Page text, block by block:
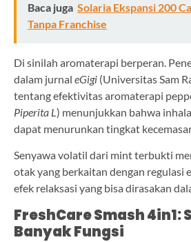
Baca juga Solaria Ekspansi 200
Tanpa Franchise
Di sinilah aromaterapi berperan.
dalam jurnal eGigi (Universitas Sam
tentang efektivitas aromaterapi
Piperita L) menunjukkan bahwa
dapat menurunkan tingkat
Senyawa volatil dari mint terbukti
otak yang berkaitan dengan regulasi
efek relaksasi yang bisa dirasakan
FreshCare Smash 4in1:
Banyak Fungsi